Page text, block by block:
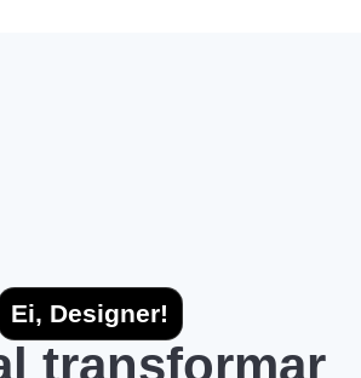
Ei, Designer!
transformar